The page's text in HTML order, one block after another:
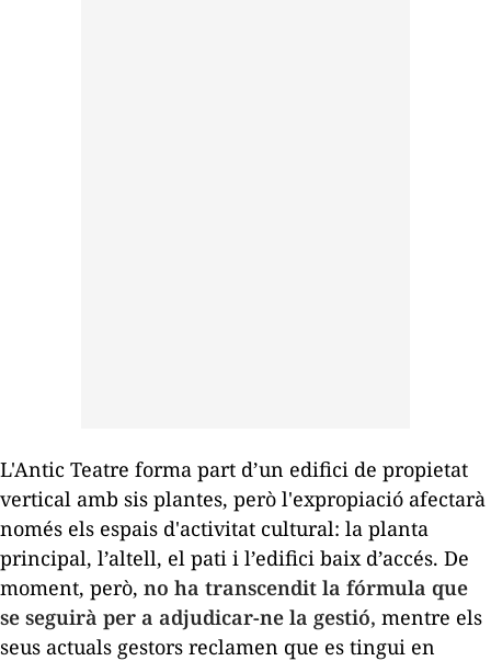
L'Antic Teatre forma part d’un edifici de propietat
vertical amb sis plantes, però l'expropiació afectarà
només els espais d'activitat cultural: la planta
principal, l’altell, el pati i l’edifici baix d’accés. De
moment, però, no ha transcendit la fórmula que
se seguirà per a adjudicar-ne la gestió, mentre els
seus actuals gestors reclamen que es tingui en